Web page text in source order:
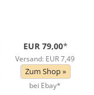
EUR 79,00*
Versand: EUR 7,49
Zum Shop »
bei Ebay*